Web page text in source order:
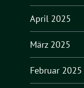
April 2025
März 2025
Februar 2025